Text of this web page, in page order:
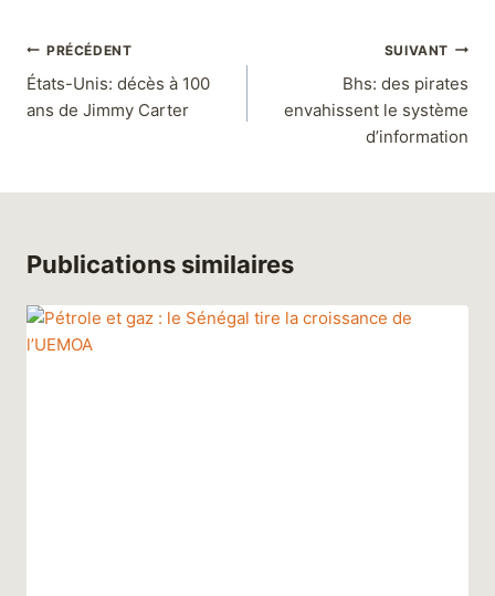
PRÉCÉDENT
États-Unis: décès à 100
ans de Jimmy Carter
SUIVANT
Bhs: des pirates
envahissent le système
d’information
Publications similaires